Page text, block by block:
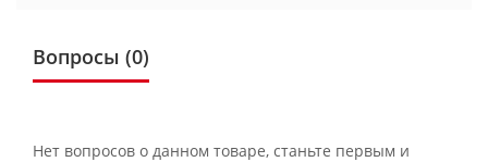
Вопросы (0)
Нет вопросов о данном товаре, станьте первым и